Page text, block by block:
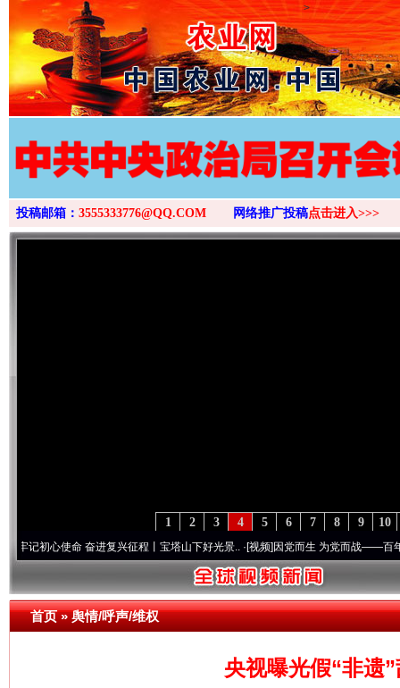
>
投稿邮箱： 3555333776@QQ.COM 网络推广投稿点击进入>>>
10
9
8
7
6
5
4
3
2
1
使命 奋进复兴征程丨宝塔山下好光景..·[视频]因党而生 为党而战——百年“纪”事⑧加
首页»舆情/呼声/维权
央视曝光假“非遗